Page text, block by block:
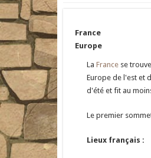
France
Europe
La France se
Europe de l'est et
d'été et fit au
Le premier
Lieux français :